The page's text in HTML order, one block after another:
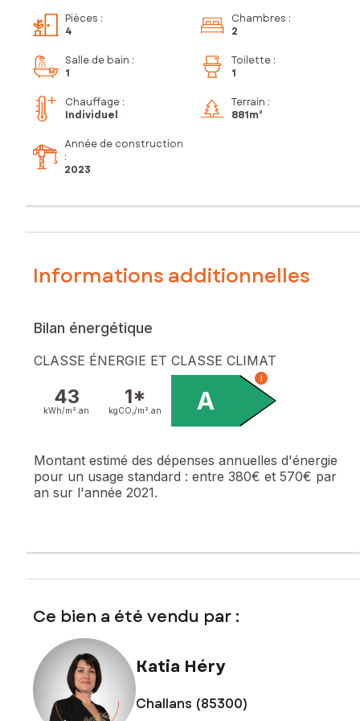
Pièces :
4
Chambres :
2
Salle de bain :
1
Toilette :
1
Chauffage :
Individuel
Terrain :
881m²
Année de construction
:
2023
Informations additionnelles
Bilan énergétique
CLASSE ÉNERGIE ET CLASSE CLIMAT
43
kWh/m². an
1*
kgCO₂/m². an A
i
Montant estimé des dépenses annuelles d'énergie
pour un usage standard : entre 380€ et 570€ par
an sur l'année 2021.
Ce bien a été vendu par :
Katia Héry
Challans (85300)